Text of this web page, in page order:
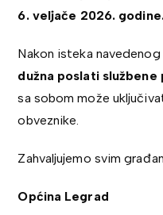
6. veljače 2026.
Nakon isteka
dužna poslati
sa sobom može
obveznike.
Zahvaljujemo svim
Općina Legrad